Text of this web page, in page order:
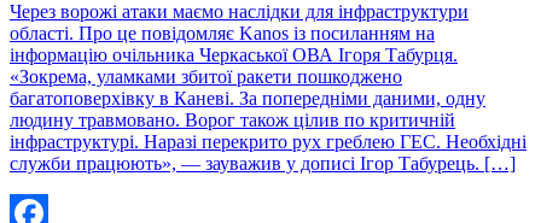
Через ворожі атаки маємо наслідки для інфраструктури
області. Про це повідомляє Kanos із посиланням на
інформацію очільника Черкаської ОВА Ігоря Табурця.
«Зокрема, уламками збитої ракети пошкоджено
багатоповерхівку в Каневі. За попередніми даними, одну
людину травмовано. Ворог також цілив по критичній
інфраструктурі. Наразі перекрито рух греблею ГЕС. Необхідні
служби працюють», — зауважив у дописі Ігор Табурець. […]